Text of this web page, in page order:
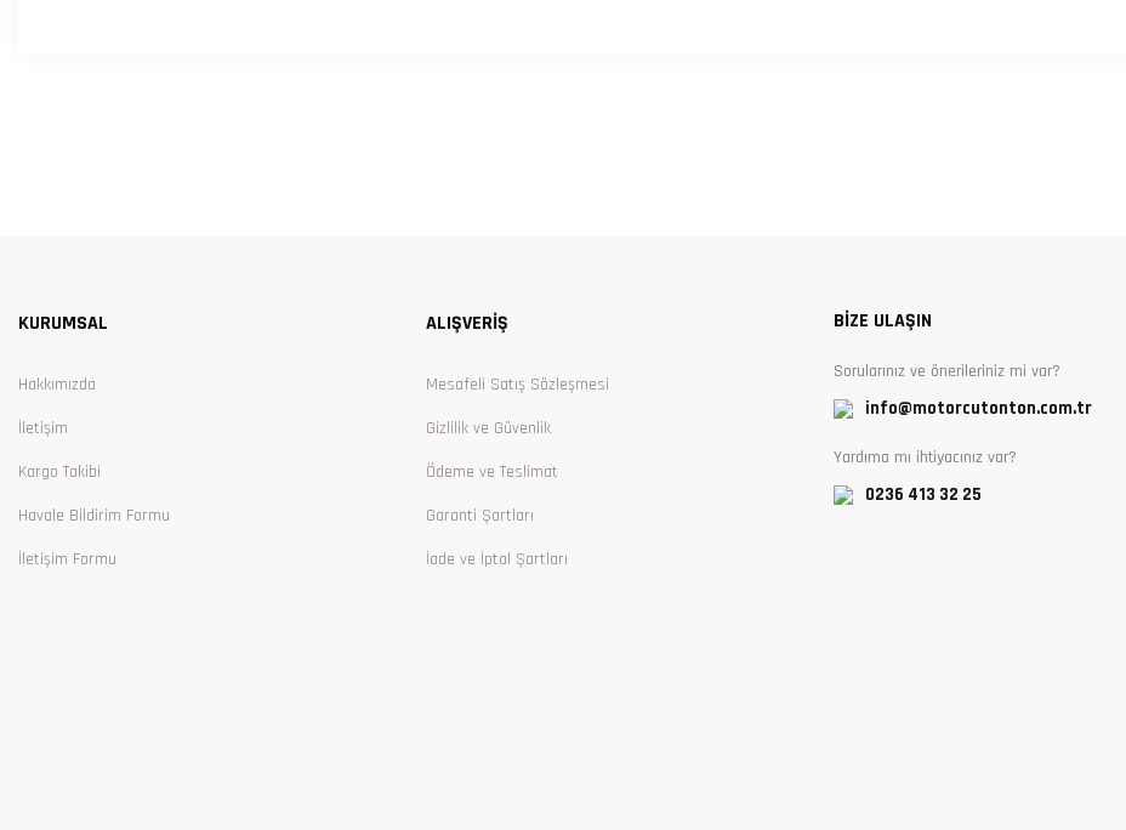
KURUMSAL
Hakkımızda
İletişim
Kargo Takibi
Havale Bildirim Formu
İletişim Formu
ALIŞVERİŞ
Mesafeli Satış Sözleşmesi
Gizlilik ve Güvenlik
Ödeme ve Teslimat
Garanti Şartları
İade ve İptal Şartları
BİZE ULAŞIN
Sorularınız ve önerileriniz mi var?
info@motorcutonton.com.tr
Yardıma mı ihtiyacınız var?
0236 413 32 25